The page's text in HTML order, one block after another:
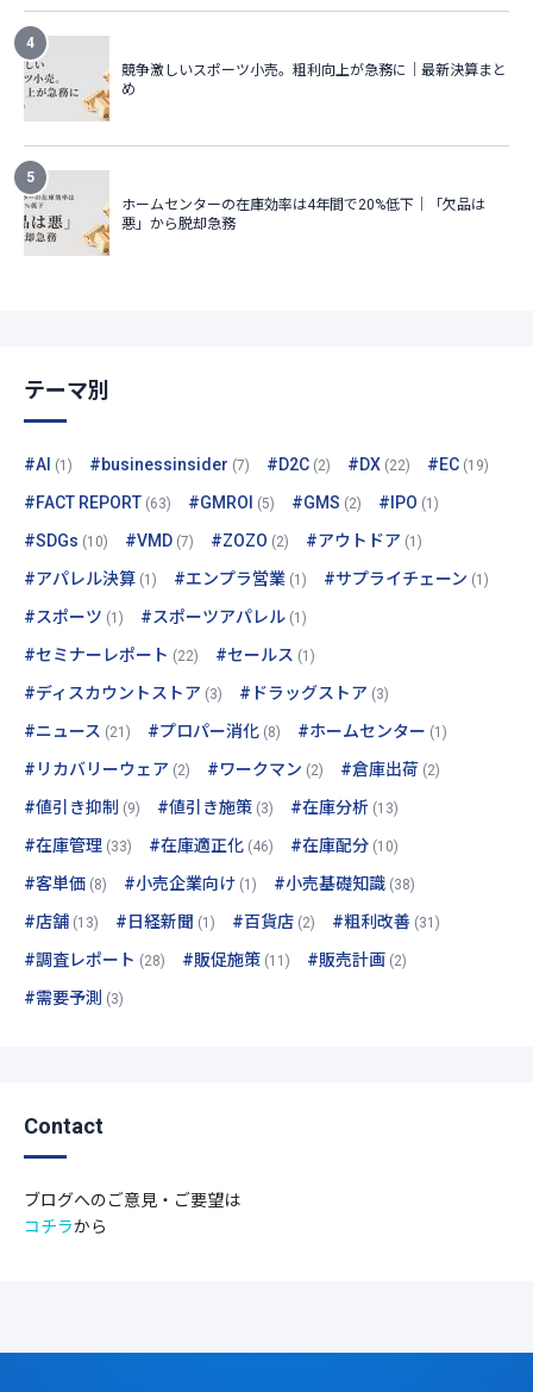
テーマ別
#AI (1) #businessinsider (7) #D2C (2) #DX (22) #EC (19)
#FACT REPORT (63) #GMROI (5) #GMS (2) #IPO (1)
#SDGs (10) #VMD (7) #ZOZO (2) #アウトドア (1)
#アパレル決算 (1) #エンプラ営業 (1) #サプライチェーン (1)
#スポーツ (1) #スポーツアパレル (1)
#セミナーレポート (22) #セールス (1)
#ディスカウントストア (3) #ドラッグストア (3)
#ニュース (21) #プロパー消化 (8) #ホームセンター (1)
#リカバリーウェア (2) #ワークマン (2) #倉庫出荷 (2)
#値引き抑制 (9) #値引き施策 (3) #在庫分析 (13)
#在庫管理 (33) #在庫適正化 (46) #在庫配分 (10)
#客単価 (8) #小売企業向け (1) #小売基礎知識 (38)
#店舗 (13) #日経新聞 (1) #百貨店 (2) #粗利改善 (31)
#調査レポート (28) #販促施策 (11) #販売計画 (2)
#需要予測 (3)
Contact
ブログへのご意見・ご要望は
コチラから